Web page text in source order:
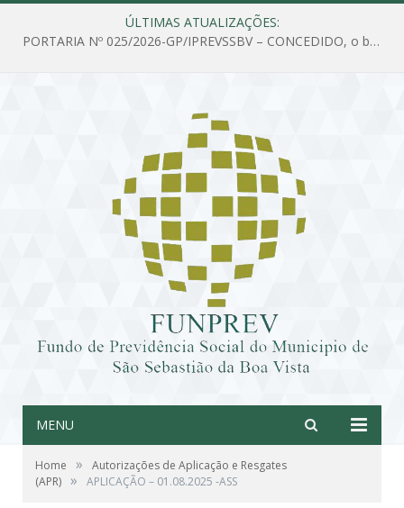
ÚLTIMAS ATUALIZAÇÕES:
PORTARIA Nº 025/2026-GP/IPREVSSBV – CONCEDIDO, o benefício de PENSÃO a MARIA ESTELA DOS SANTOS SOUZA
MENU
Home »
Autorizações de Aplicação e Resgates
(APR) » APLICAÇÃO – 01.08.2025 -ASS